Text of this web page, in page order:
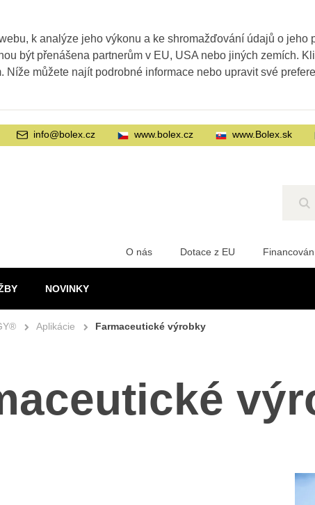
NOVINKY
O nás Dotace z EU
info@bolex.cz www.bolex.cz www.Bolex.sk
Aplikácie Farmaceutické výrobky
k analýze jeho výkonu a ke shromažďování údajů o jeho
být přenášena partnerům v EU, USA nebo jiných zemích.
můžete najít podrobné informace nebo upravit své